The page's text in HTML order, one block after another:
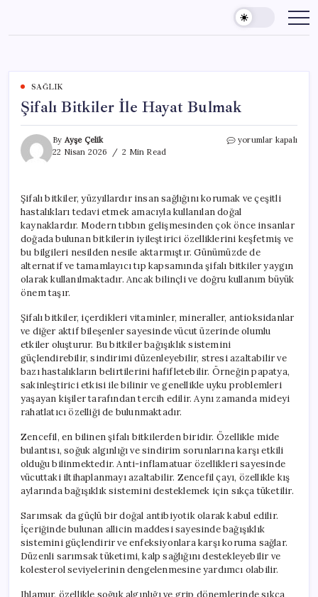
content
SAĞLIK
Şifalı Bitkiler İle Hayat Bulmak
By Ayşe Çelik
22 Nisan 2026
2 Min Read
Şifalı
için
yorumlar kapalı
Şifalı bitkiler, yüzyıllardır insan sağlığını korumak ve çeşitli
hastalıkları tedavi etmek amacıyla kullanılan doğal
kaynaklardır. Modern tıbbın gelişmesinden çok önce insanlar
doğada bulunan bitkilerin iyileştirici özelliklerini keşfetmiş ve
bu bilgileri nesilden nesile aktarmıştır. Günümüzde de
alternatif ve tamamlayıcı tıp kapsamında şifalı bitkiler yaygın
olarak kullanılmaktadır. Ancak bilinçli ve doğru kullanım büyük
önem taşır.
Şifalı bitkiler, içerdikleri vitaminler, mineraller, antioksidanlar
ve diğer aktif bileşenler sayesinde vücut üzerinde olumlu
etkiler oluşturur. Bu bitkiler bağışıklık sistemini
güçlendirebilir, sindirimi düzenleyebilir, stresi azaltabilir ve
bazı hastalıkların belirtilerini hafifletebilir. Örneğin papatya,
sakinleştirici etkisi ile bilinir ve genellikle uyku problemleri
yaşayan kişiler tarafından tercih edilir. Aynı zamanda mideyi
rahatlatıcı özelliği de bulunmaktadır.
Zencefil, en bilinen şifalı bitkilerden biridir. Özellikle mide
bulantısı, soğuk algınlığı ve sindirim sorunlarına karşı etkili
olduğu bilinmektedir. Anti-inflamatuar özellikleri sayesinde
vücuttaki iltihaplanmayı azaltabilir. Zencefil çayı, özellikle kış
aylarında bağışıklık sistemini desteklemek için sıkça tüketilir.
Sarımsak da güçlü bir doğal antibiyotik olarak kabul edilir.
İçeriğinde bulunan allicin maddesi sayesinde bağışıklık
sistemini güçlendirir ve enfeksiyonlara karşı koruma sağlar.
Düzenli sarımsak tüketimi, kalp sağlığını destekleyebilir ve
kolesterol seviyelerinin dengelenmesine yardımcı olabilir.
Ihlamur, özellikle soğuk algınlığı ve grip dönemlerinde sıkça